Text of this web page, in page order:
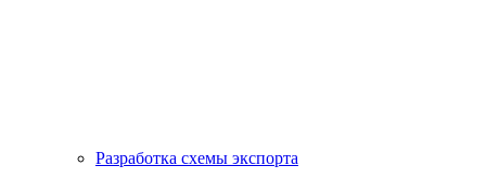
Разработка схемы экспорта